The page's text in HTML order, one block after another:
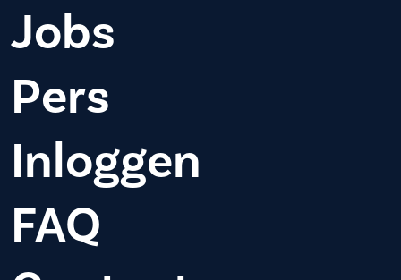
Jobs
Pers
Inloggen
FAQ